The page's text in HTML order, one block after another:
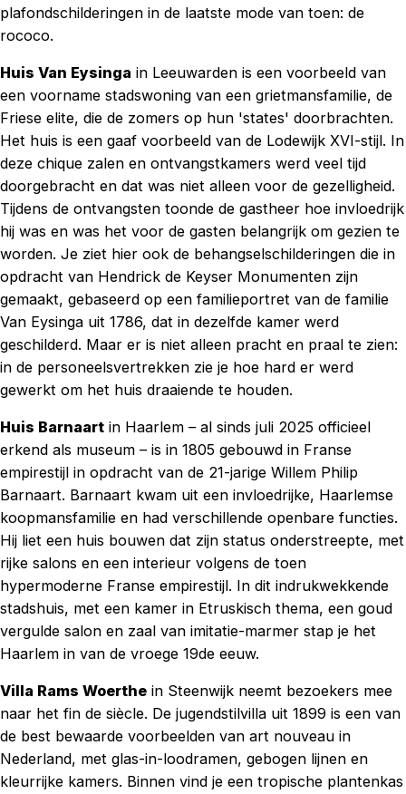
plafondschilderingen in de laatste mode van toen: de
rococo.
Huis Van Eysinga in Leeuwarden is een voorbeeld van
een voorname stadswoning van een grietmansfamilie, de
Friese elite, die de zomers op hun 'states' doorbrachten.
Het huis is een gaaf voorbeeld van de Lodewijk XVI-stijl. In
deze chique zalen en ontvangstkamers werd veel tijd
doorgebracht en dat was niet alleen voor de gezelligheid.
Tijdens de ontvangsten toonde de gastheer hoe invloedrijk
hij was en was het voor de gasten belangrijk om gezien te
worden. Je ziet hier ook de behangselschilderingen die in
opdracht van Hendrick de Keyser Monumenten zijn
gemaakt, gebaseerd op een familieportret van de familie
Van Eysinga uit 1786, dat in dezelfde kamer werd
geschilderd. Maar er is niet alleen pracht en praal te zien:
in de personeelsvertrekken zie je hoe hard er werd
gewerkt om het huis draaiende te houden.
Huis Barnaart in Haarlem – al sinds juli 2025 officieel
erkend als museum – is in 1805 gebouwd in Franse
empirestijl in opdracht van de 21-jarige Willem Philip
Barnaart. Barnaart kwam uit een invloedrijke, Haarlemse
koopmansfamilie en had verschillende openbare functies.
Hij liet een huis bouwen dat zijn status onderstreepte, met
rijke salons en een interieur volgens de toen
hypermoderne Franse empirestijl. In dit indrukwekkende
stadshuis, met een kamer in Etruskisch thema, een goud
vergulde salon en zaal van imitatie-marmer stap je het
Haarlem in van de vroege 19de eeuw.
Villa Rams Woerthe in Steenwijk neemt bezoekers mee
naar het fin de siècle. De jugendstilvilla uit 1899 is een van
de best bewaarde voorbeelden van art nouveau in
Nederland, met glas-in-loodramen, gebogen lijnen en
kleurrijke kamers. Binnen vind je een tropische plantenkas